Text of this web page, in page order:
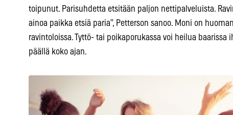
toipunut. Parisuhdetta etsitään paljon nettipalveluista.
ainoa paikka etsiä paria”, Petterson sanoo. Moni on
ravintoloissa. Tyttö- tai poikaporukassa voi heilua
päällä koko ajan.